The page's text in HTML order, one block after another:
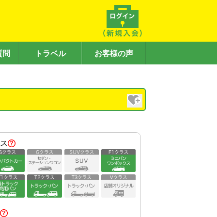
問 トラベル お客様の声